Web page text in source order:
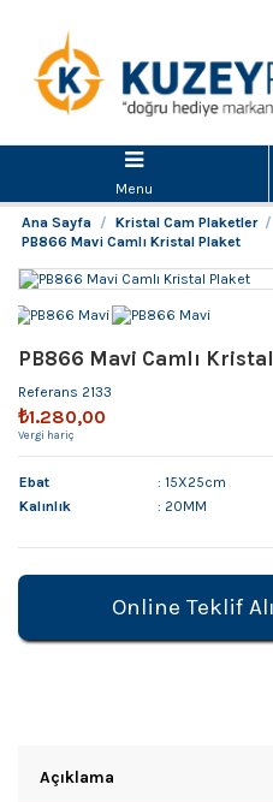
Menu
Ana Sayfa
Kristal Cam Plaketler
PB866 Mavi Camlı Kristal Plaket
PB866 Mavi Camlı
Referans 2133
₺1.280,00
Vergi hariç
Ebat
: 15X25cm
Kalınlık
: 20MM
Online Teklif
Açıklama